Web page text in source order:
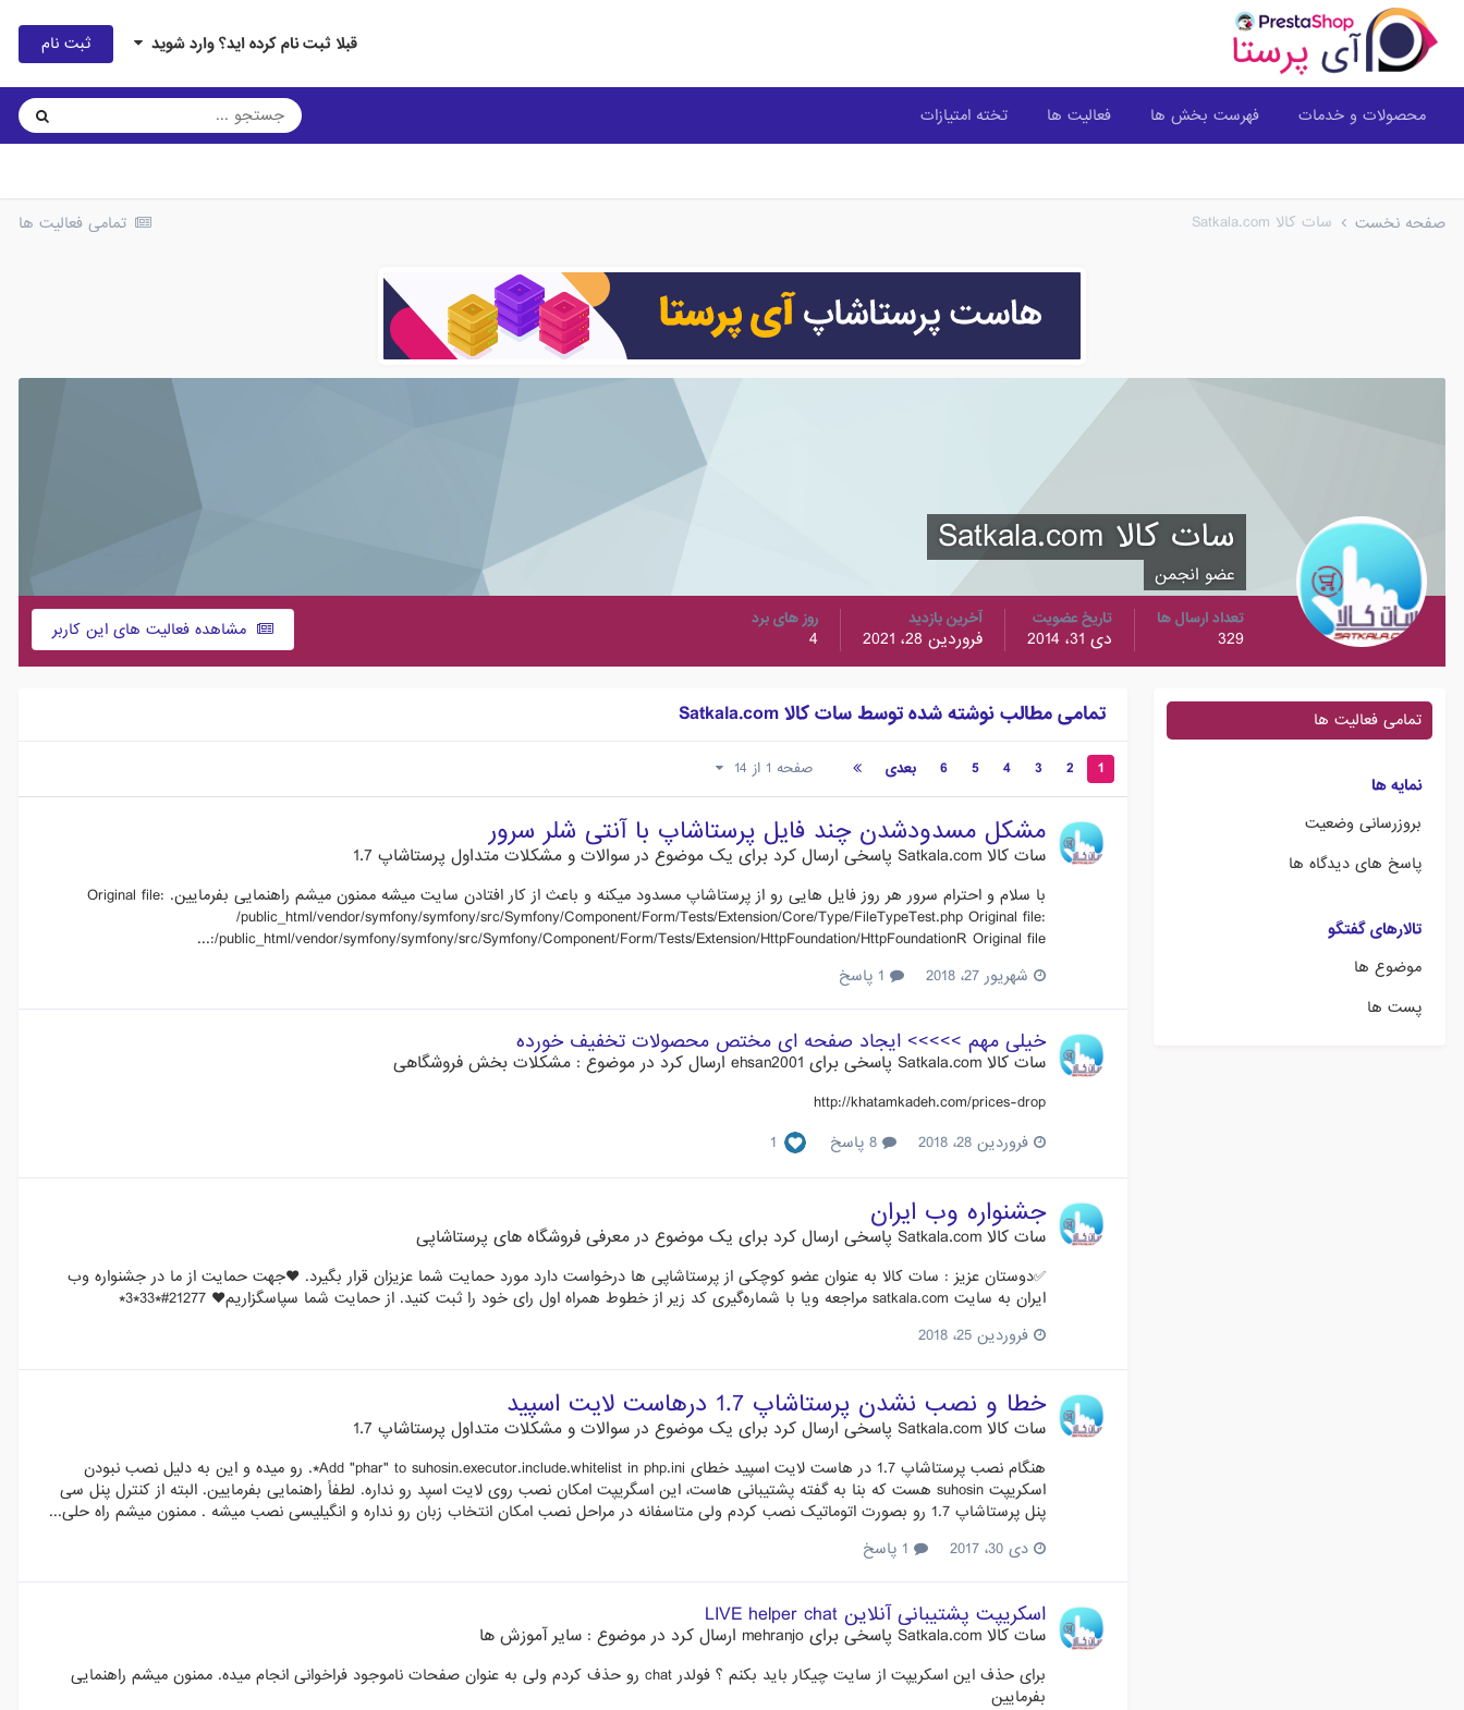
قبلا ثبت نام کرده اید؟ وارد شوید ثبت نام
محصولات و خدمات فهرست بخش ها فعالیت ها تخته امتیازات
تمامی فعالیت ها صفحه نخست سات کالا Satkala.com
سات کالا Satkala.com
عضو انجمن
مشاهده فعالیت های این کاربر تعداد ارسال ها
329
تاریخ عضویت
دی 31، 2014
آخرین بازدید
فروردین 28، 2021
روز های برد
4
تمامی فعالیت ها
نمایه ها
بروزرسانی وضعیت
پاسخ های دیدگاه ها
تالارهای گفتگو
موضوع ها
پست ها
تمامی مطالب نوشته شده توسط سات کالا Satkala.com
1
2
3
4
5
6 بعدی صفحه 1 از 14
مشکل مسدودشدن چند فایل پرستاشاپ با آنتی شلر سرور
سات کالا Satkala.com پاسخی ارسال کرد برای یک موضوع در سوالات و مشکلات متداول پرستاشاپ 1.7
با سلام و احترام سرور هر روز فایل هایی رو از پرستاشاپ مسدود میکنه و باعث از کار افتادن سایت میشه ممنون میشم راهنمایی بفرمایین. Original file:
/public_html/vendor/symfony/symfony/src/Symfony/Component/Form/Tests/Extension/Core/Type/FileTypeTest.php Original file:
/public_html/vendor/symfony/symfony/src/Symfony/Component/Form/Tests/Extension/HttpFoundation/HttpFoundationR Original file:...
شهریور 27، 2018
خیلی مهم >>>>> ایجاد صفحه ای مختص محصولات تخفیف خورده
سات کالا Satkala.com پاسخی برای ehsan2001 ارسال کرد در موضوع : مشکلات بخش فروشگاهی
http://khatamkadeh.com/prices-drop
فروردین 28، 2018
1
جشنواره وب ایران
سات کالا Satkala.com پاسخی ارسال کرد برای یک موضوع در معرفی فروشگاه های پرستاشاپی
✅دوستان عزیز : سات کالا به عنوان عضو کوچکی از پرستاشاپی ها درخواست دارد مورد حمایت شما عزیزان قرار بگیرد. ❤️جهت حمایت از ما در جشنواره وب
ایران به سایت satkala.com مراجعه ویا با شماره‌گیری کد زیر از خطوط همراه اول رای خود را ثبت کنید. از حمایت شما سپاسگزاریم❤️ 21277#*33*3*
فروردین 25، 2018
خطا و نصب نشدن پرستاشاپ 1.7 درهاست لایت اسپید
سات کالا Satkala.com پاسخی ارسال کرد برای یک موضوع در سوالات و مشکلات متداول پرستاشاپ 1.7
هنگام نصب پرستاشاپ 1.7 در هاست لایت اسپید خطای Add "phar" to suhosin.executor.include.whitelist in php.ini*. رو میده و این به دلیل نصب نبودن
اسکریپت suhosin هست که بنا به گفته پشتیبانی هاست، این اسگریپت امکان نصب روی لایت اسپد رو نداره. لطفاً راهنمایی بفرمایین. البته از کنترل پنل سی
پنل پرستاشاپ 1.7 رو بصورت اتوماتیک نصب کردم ولی متاسفانه در مراحل نصب امکان انتخاب زبان رو نداره و انگیلیسی نصب میشه . ممنون میشم راه حلی...
دی 30، 2017
اسکریپت پشتیبانی آنلاین LIVE helper chat
سات کالا Satkala.com پاسخی برای mehranjo ارسال کرد در موضوع : سایر آموزش ها
برای حذف این اسکریپت از سایت چیکار باید بکنم ؟ فولدر chat رو حذف کردم ولی به عنوان صفحات ناموجود فراخوانی انجام میده. ممنون میشم راهنمایی
بفرمایین